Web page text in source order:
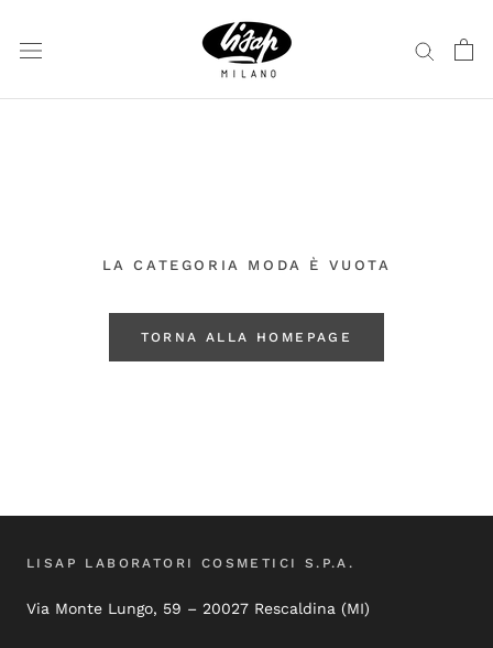
contenuto
LA CATEGORIA MODA È VUOTA
TORNA ALLA HOMEPAGE
LISAP LABORATORI COSMETICI S.P.A.
Via Monte Lungo, 59 – 20027 Rescaldina (MI)